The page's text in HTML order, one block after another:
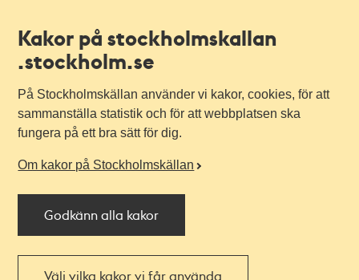
Kakor på stockholmskallan
.stockholm.se
På Stockholmskällan använder vi kakor, cookies, för att
sammanställa statistik och för att webbplatsen ska
fungera på ett bra sätt för dig.
Om kakor på Stockholmskällan
Godkänn alla kakor
Välj vilka kakor vi får använda